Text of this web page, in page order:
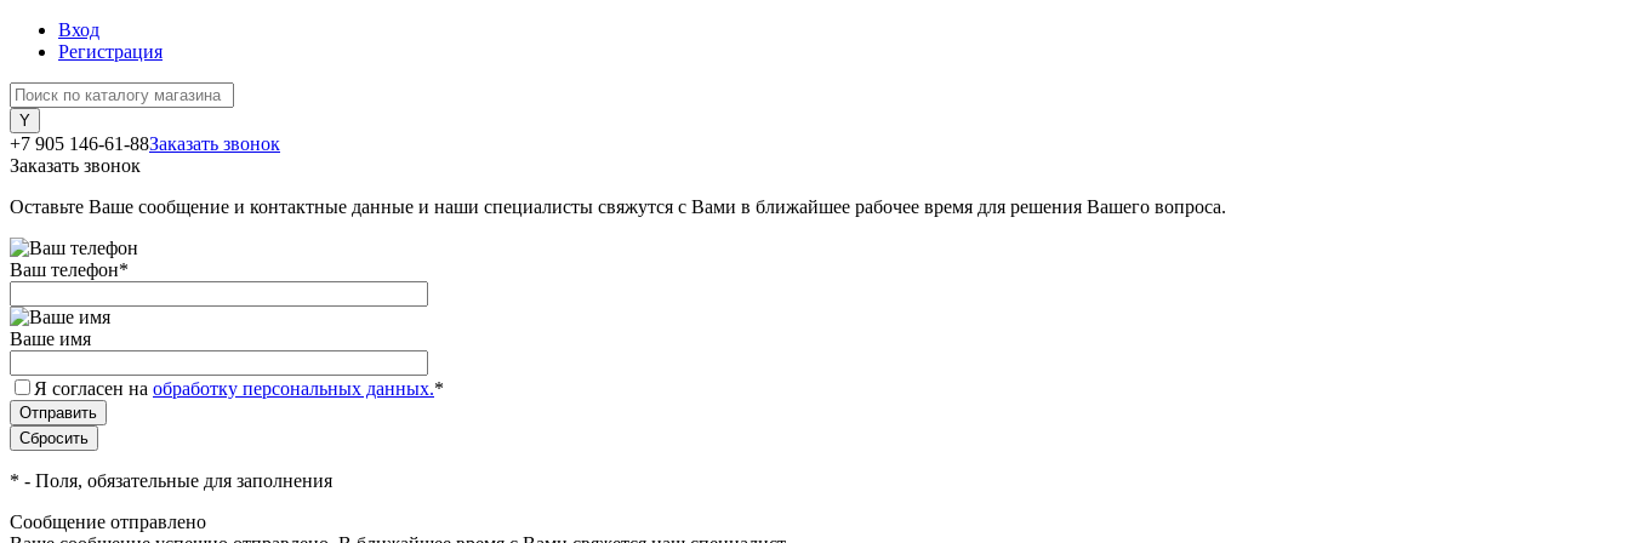
Вход
Регистрация
+7 905 146-61-88Заказать звонок
Заказать звонок
Оставьте Ваше сообщение и контактные данные и наши специалисты свяжутся с Вами в ближайшее рабочее время для решения Вашего вопроса.
Ваш телефон*
Ваше имя
Я согласен на обработку персональных данных.*
* - Поля, обязательные для заполнения
Сообщение отправлено